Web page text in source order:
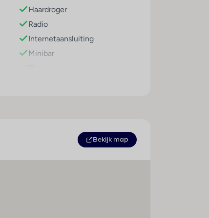
een fitnessstudio, tafeltennis,
schoonheidssalon en ook - tegen
een miniclub, een
vakantieganger kan rekenen op
Haardroger
Radio
Internetaansluiting
Minibar
Bekijk map